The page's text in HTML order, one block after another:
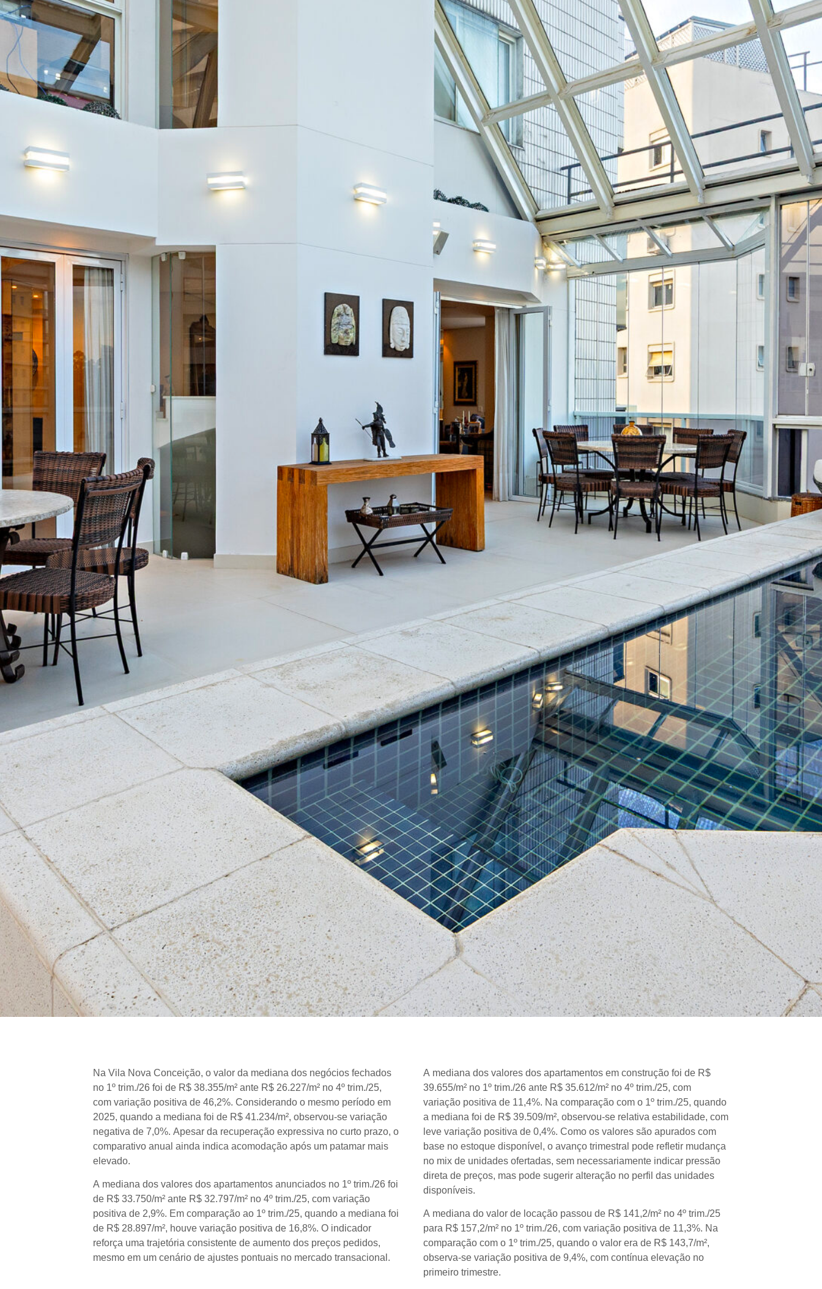
Na Vila Nova Conceição, o valor da mediana dos negócios fechados
no 1º trim./26 foi de R$ 38.355/m² ante R$ 26.227/m² no 4º trim./25,
com variação positiva de 46,2%. Considerando o mesmo período em
2025, quando a mediana foi de R$ 41.234/m², observou-se variação
negativa de 7,0%. Apesar da recuperação expressiva no curto prazo, o
comparativo anual ainda indica acomodação após um patamar mais
elevado.
A mediana dos valores dos apartamentos anunciados no 1º trim./26 foi
de R$ 33.750/m² ante R$ 32.797/m² no 4º trim./25, com variação
positiva de 2,9%. Em comparação ao 1º trim./25, quando a mediana foi
de R$ 28.897/m², houve variação positiva de 16,8%. O indicador
reforça uma trajetória consistente de aumento dos preços pedidos,
mesmo em um cenário de ajustes pontuais no mercado transacional.
A mediana dos valores dos apartamentos em construção foi de R$
39.655/m² no 1º trim./26 ante R$ 35.612/m² no 4º trim./25, com
variação positiva de 11,4%. Na comparação com o 1º trim./25, quando
a mediana foi de R$ 39.509/m², observou-se relativa estabilidade, com
leve variação positiva de 0,4%. Como os valores são apurados com
base no estoque disponível, o avanço trimestral pode refletir mudança
no mix de unidades ofertadas, sem necessariamente indicar pressão
direta de preços, mas pode sugerir alteração no perfil das unidades
disponíveis.
A mediana do valor de locação passou de R$ 141,2/m² no 4º trim./25
para R$ 157,2/m² no 1º trim./26, com variação positiva de 11,3%. Na
comparação com o 1º trim./25, quando o valor era de R$ 143,7/m²,
observa-se variação positiva de 9,4%, com contínua elevação no
primeiro trimestre.